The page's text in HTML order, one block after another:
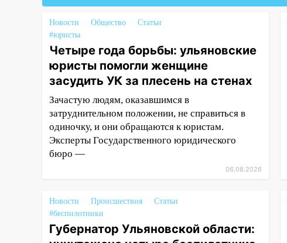
10:18
Губернатор Ульяновской
области: уничтожено четыре
беспилотника в регионе
10:00 В Ульяновске дотла
сгорел легковой автомобиль
09:39 В Ульяновске будут
судить десять наркодилеров,
снабжавших две области
09:25
Вынесли приговор
дебоширам, избившим
08:27
Ульяновская полиция
получила один из шести
уникальных автомобилей в
России
Новости Общество
Статьи
#юристы
Четыре года борьбы: ульяновские
юристы помогли женщине
засудить УК за плесень на стенах
Зачастую людям, оказавшимся в
затруднительном положении, не справиться в
одиночку, и они обращаются к юристам.
Эксперты Государственного юридического
бюро —
06.08.2026
Новости Происшествия
Статьи
#беспилотники
Губернатор Ульяновской области: